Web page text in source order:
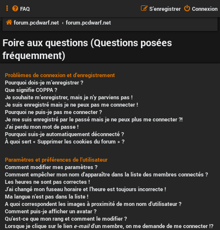
FAQ Connexion
S’enregistrer
forum.pcdwarf.net
forum.pcdwarf.net
Foire aux questions (Questions posées
fréquemment)
Problèmes de connexion et d’enregistrement
Pourquoi dois-je m’enregistrer ?
Que signifie COPPA ?
Je souhaite m’enregistrer, mais je n’y parviens pas !
Je suis enregistré mais je ne peux pas me connecter !
Pourquoi ne puis-je pas me connecter ?
Je me suis enregistré par le passé mais je ne peux plus me connecter ?!
J’ai perdu mon mot de passe !
Pourquoi suis-je automatiquement déconnecté ?
À quoi sert « Supprimer les cookies du forum » ?
Paramètres et préférences de l’utilisateur
Comment modifier mes paramètres ?
Comment empêcher mon nom d’apparaître dans la liste des membres connectés ?
Les heures ne sont pas correctes !
J’ai changé mon fuseau horaire et l’heure est toujours incorrecte !
Ma langue n’est pas dans la liste !
A quoi correspondent les images à proximité de mon nom d’utilisateur ?
Comment puis-je afficher un avatar ?
Qu’est-ce que mon rang et comment le modifier ?
Lorsque je clique sur le lien e-maild’un membre, on me demande de me connecter !?